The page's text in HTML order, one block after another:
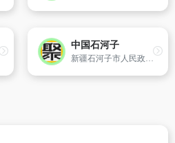
中国石河子
新疆石河子市人民政府 官方网站